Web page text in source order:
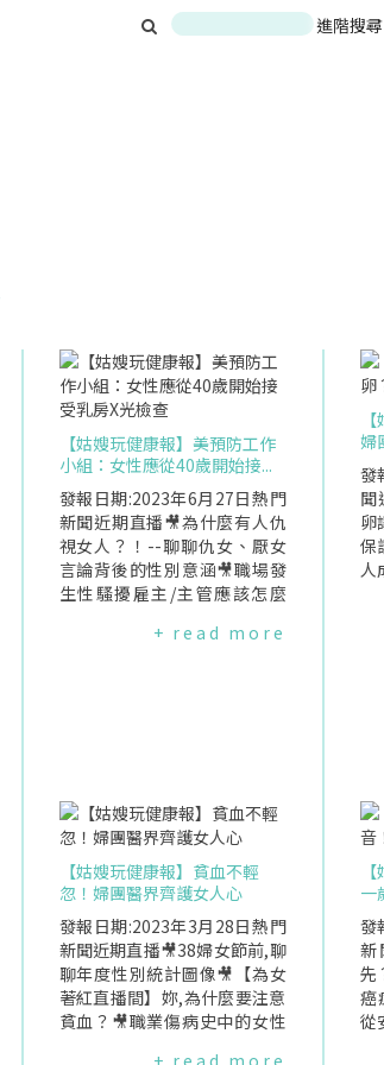
進階搜尋
【姑嫂玩健康報】美預防工作
小組：女性應從40歲開始接...
發報日期:2023年6月27日熱門
新聞近期直播🎥為什麼有人仇
視女人？！--聊聊仇女、厭女
言論背後的性別意涵🎥職場發
生性騷擾雇主/主管應該怎麼
+ read more
婦
發
聞
卵
保
人
【姑嫂玩健康報】貧血不輕
忽！婦團醫界齊護女人心
發報日期:2023年3月28日熱門
新聞近期直播🎥38婦女節前,聊
聊年度性別統計圖像🎥【為女
著紅直播間】妳,為什麼要注意
貧血？🎥職業傷病史中的女性
+ read more
一
發
新
先
癌
從